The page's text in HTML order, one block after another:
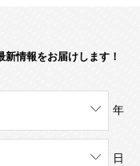
情報をお届けします！
年
日